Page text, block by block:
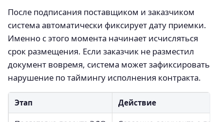
После подписания поставщиком и заказчиком
система автоматически фиксирует дату приемки.
Именно с этого момента начинает исчисляться
срок размещения. Если заказчик не разместил
документ вовремя, система может зафиксировать
нарушение по таймингу исполнения контракта.
Этап Действие